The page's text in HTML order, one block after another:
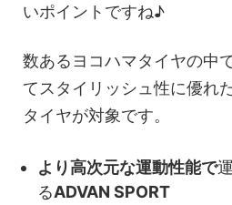
いポイントですね♪
数あるヨコハマタイヤの中
てスタイリッシュ性に優れ
タイヤが対象です。
より高次元な運動性能で
るADVAN SPORT